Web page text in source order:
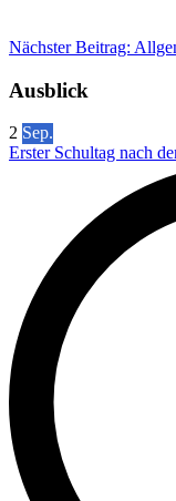
Nächster Beitrag:
Ausblick
2 Sep.
Erster Schultag nach